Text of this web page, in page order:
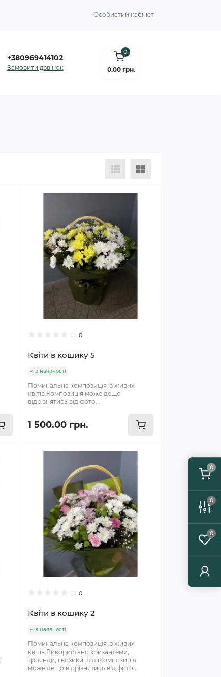
0
0
0
Особистий кабінет
+380969414102
Замовити дзвінок
0
0.00 грн.
0
Квіти в кошику 5
в наявності
Поминальна композиція із живих
квітів.Композиція може дещо
відрізнятись від фото...
1 500.00 грн.
0
Квіти в кошику 2
в наявності
Поминальна композиція із живих
квітів.Використано хризантеми,
троянди, гвозики, ліліїКомпозиція
може дещо відрізнятись від фото...